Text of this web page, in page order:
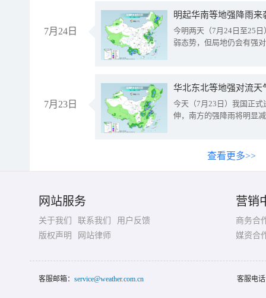
7月24日
明起华南等地强降雨
今明两天（7月24日至25
弱态势，但局地仍会有强
7月23日
华北东北等地强对流天
今天（7月23日）我国正
伸，南方的强降雨将明显
查看更多>>
网站服务
关于我们 联系我们
用户反馈
版权声明
网站律师
营销
商务合
媒资合
客服邮箱： service@weather.com.cn 客服电